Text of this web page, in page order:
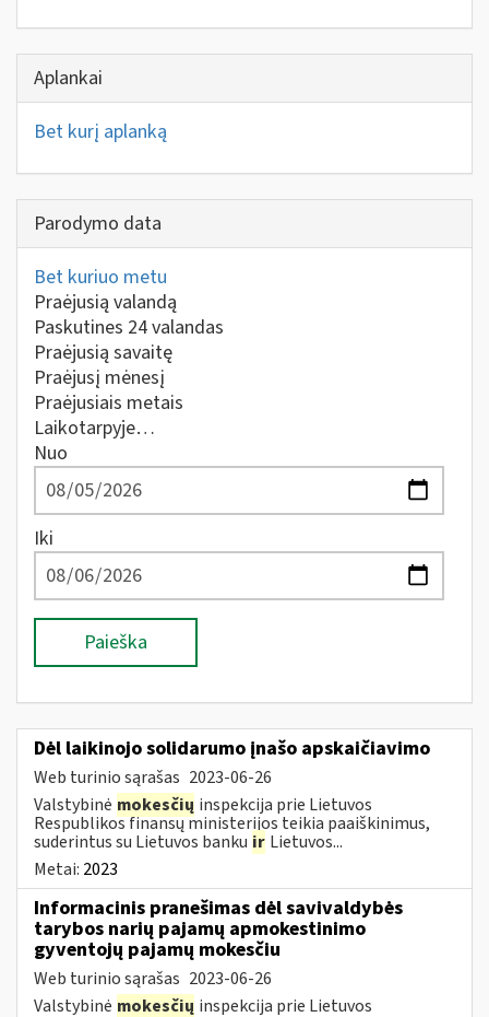
Aplankai
Bet kurį aplanką
Parodymo data
Bet kuriuo metu
Praėjusią valandą
Paskutines 24 valandas
Praėjusią savaitę
Praėjusį mėnesį
Praėjusiais metais
Laikotarpyje…
Nuo
Iki
Paieška
Dėl laikinojo solidarumo įnašo apskaičiavimo
Web turinio sąrašas 2023-06-26
Valstybinė mokesčių inspekcija prie Lietuvos
Respublikos finansų ministerijos teikia paaiškinimus,
suderintus su Lietuvos banku ir Lietuvos...
Metai: 2023
Informacinis pranešimas dėl savivaldybės
tarybos narių pajamų apmokestinimo
gyventojų pajamų mokesčiu
Web turinio sąrašas 2023-06-26
Valstybinė mokesčių inspekcija prie Lietuvos